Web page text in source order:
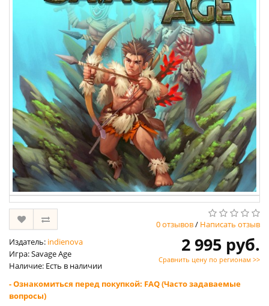
0 отзывов/ Написать отзыв
Издатель: indienova
Игра: Savage Age
Наличие: Есть в наличии
2 995 руб.
Сравнить цену по регионам >>
- Ознакомиться перед покупкой: FAQ (Часто задаваемые
вопросы)